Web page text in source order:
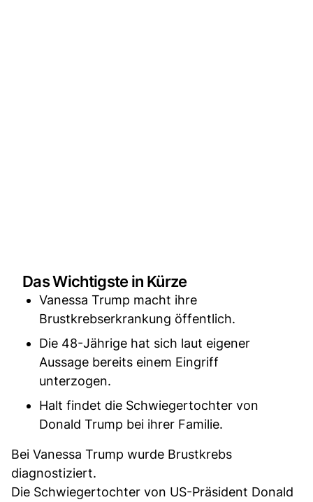
Das Wichtigste in Kürze
Vanessa Trump macht ihre
Brustkrebserkrankung öffentlich.
Die 48-Jährige hat sich laut eigener
Aussage bereits einem Eingriff
unterzogen.
Halt findet die Schwiegertochter von
Donald Trump bei ihrer Familie.
Bei Vanessa Trump wurde Brustkrebs
diagnostiziert.
Die Schwiegertochter von US-Präsident Donald